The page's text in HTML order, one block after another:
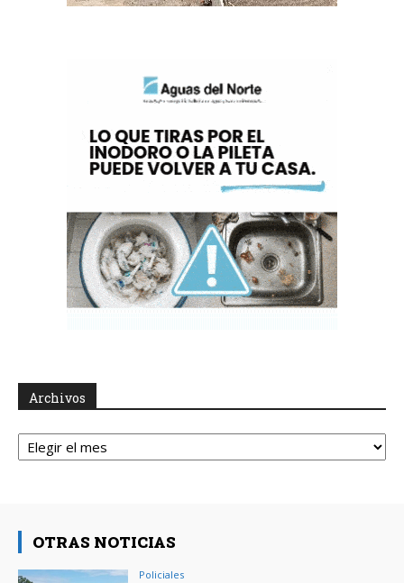
Archivos
Archivos
OTRAS NOTICIAS
Policiales